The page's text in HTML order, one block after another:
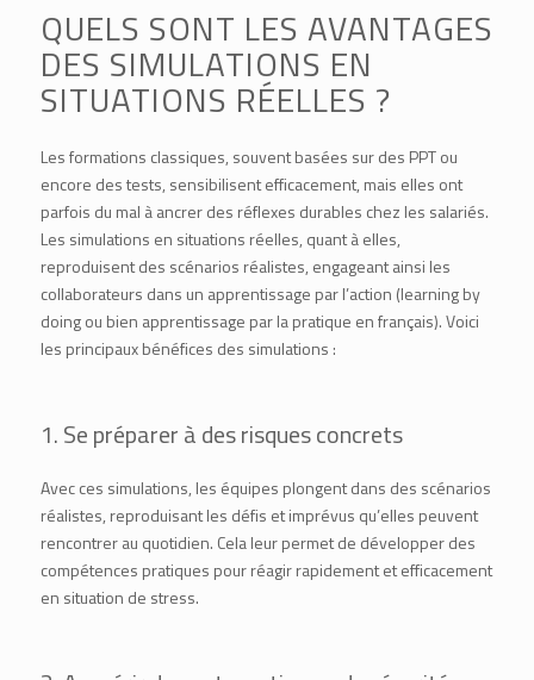
QUELS SONT LES AVANTAGES
DES SIMULATIONS EN
SITUATIONS RÉELLES ?
Les formations classiques, souvent basées sur des PPTou
encore des tests, sensibilisent efficacement, mais elles ont
parfois du mal à ancrer des réflexes durables chez les salariés.
Les simulations en situations réelles, quant à elles,
reproduisent des scénarios réalistes, engageant ainsi les
collaborateurs dans un apprentissage par l’action (learning by
doing ou bien apprentissage par la pratique en français). Voici
les principaux bénéfices des simulations :
1. Se préparer à des risques concrets
Avec ces simulations, les équipes plongent dans des scénarios
réalistes, reproduisant les défis et imprévus qu’elles peuvent
rencontrer au quotidien. Cela leur permet de développer des
compétences pratiques pour réagir rapidement et efficacement
en situation de stress.